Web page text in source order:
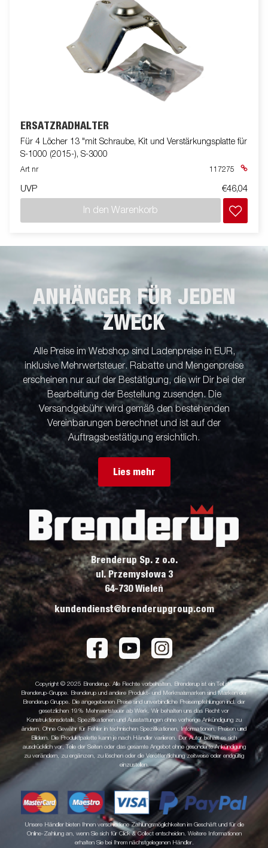
ERSATZRADHALTER
Für 4 Löcher 13 "mit Schraube, Kit und Verstärkungsplatte für
S-1000 (2015-), S-3000
Art nr 117275
UVP €46,04
In den Warenkorb
ANHÄNGER FÜR JEDEN
ZWECK
Alle Preise im Webshop sind Ladenpreise in EUR,
inklusive Mehrwertsteuer. Rabatte und Mengenpreise
erscheinen nur auf der Bestätigung, die wir Dir bei der
Bearbeitung der Bestellung zusenden. Die
Versandgebühr wird gemäß den bestehenden
Vereinbarungen berechnet und ist auf der
Auftragsbestätigung ersichtlich.
Lies mehr
Brenderup Sp. z o.o.
ul. Przemysłowa 3
64-730 Wieleń
kundendienst@brenderupgroup.com
Copyright © 2025 Brenderup. Alle Rechte vorbehalten. Brenderup ist ein Teil der
Brenderup-Gruppe. Brenderup und andere Produkt- und Merkmalsmarken sind Marken der
Brenderup Gruppe. Die angegebenen Preise sind unverbindliche Preisempfehlungen incl. der
gesetzlichen 19% Mehrwertsteuer ab Werk. Wir behalten uns das Recht vor
Konstruktionsdetails, Spezifikationen und Ausstattungen ohne vorherige Ankündigung zu
ändern. Ohne Gewähr für Fehler in technischen Spezifikationen, Informationen, Preisen und
Bildern. Die Produktpalette kann je nach Händler variieren. Der Autor behält es sich
ausdrücklich vor, Teile der Seiten oder das gesamte Angebot ohne gesonderte Ankündigung
zu verändern, zu ergänzen, zu löschen oder die Veröffentlichung zeitweise oder endgültig
einzustellen.
Unsere Händler bieten Ihnen verschiedene Zahlungsmöglichkeiten im Geschäft und für die
Online-Zahlung an, wenn Sie sich für Click & Collect entscheiden. Weitere Informationen
erhalten Sie bei Ihrem nächstgelegenen Händler.